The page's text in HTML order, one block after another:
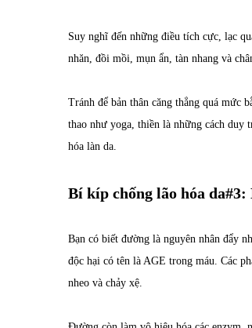
Suy nghĩ đến những điều tích cực, lạc
nhăn, đồi mồi, mụn ẩn, tàn nhang và
Tránh để bản thân căng thẳng quá mức
thao như yoga, thiền là những cách duy
hóa làn da.
Bí kíp chống lão hóa
Bạn có biết đường là nguyên nhân đẩy
độc hại có tên là AGE trong máu. Các
nheo và chảy xệ.